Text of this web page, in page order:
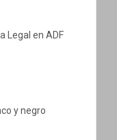
Legal en ADF
y negro